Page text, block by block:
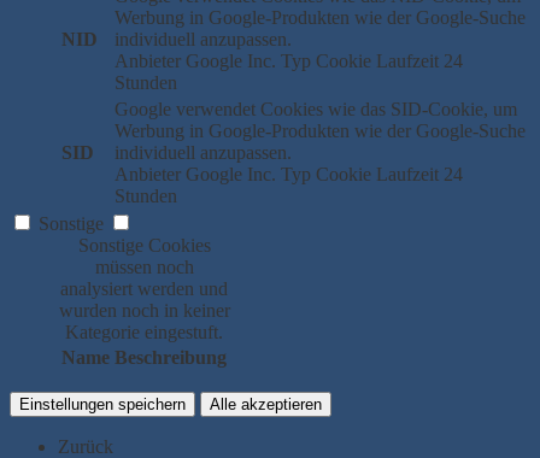
NID
Werbung in Google-Produkten wie der Google-Suche
individuell anzupassen.
Anbieter Google Inc. Typ Cookie Laufzeit 24
Stunden
SID
Google verwendet Cookies wie das SID-Cookie, um
Werbung in Google-Produkten wie der Google-Suche
individuell anzupassen.
Anbieter Google Inc. Typ Cookie Laufzeit 24
Stunden
Sonstige
Sonstige Cookies
müssen noch
analysiert werden und
wurden noch in keiner
Kategorie eingestuft.
Name Beschreibung
Einstellungen speichern Alle akzeptieren
Zurück